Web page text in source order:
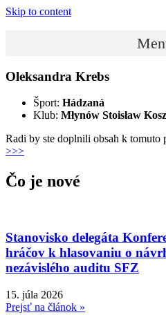
Skip to content
Oleksandra Krebs
Šport: Hádzaná
Klub: Młynów Stoisław
Radi by ste doplnili obsah k tomuto
>>>
Čo je nové
Stanovisko delegáta
hráčov k hlasovaniu o
nezávislého auditu SFZ
15. júla 2026
Prejsť na článok »